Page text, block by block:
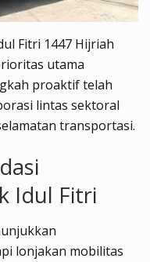
Fitri 1447 Hijriah
utama
proaktif telah
lintas sektoral
transportasi.
Idul Fitri
lonjakan mobilitas